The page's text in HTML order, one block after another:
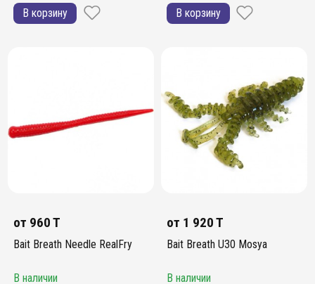
В корзину
В корзину
от 960 T
Bait Breath Needle RealFry
В наличии
от 1 920 T
Bait Breath U30 Mosya
В наличии